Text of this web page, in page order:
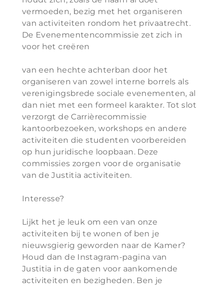
vermoeden, bezig met het organiseren
van activiteiten rondom het privaatrecht.
De Evenementencommissie zet zich in
voor het creëren
van een hechte achterban door het
organiseren van zowel interne borrels als
verenigingsbrede sociale evenementen, al
dan niet met een formeel karakter. Tot slot
verzorgt de Carrièrecommissie
kantoorbezoeken, workshops en andere
activiteiten die studenten voorbereiden
op hun juridische loopbaan. Deze
commissies zorgen voor de organisatie
van de Justitia activiteiten.
Interesse?
Lijkt het je leuk om een van onze
activiteiten bij te wonen of ben je
nieuwsgierig geworden naar de Kamer?
Houd dan de Instagram-pagina van
Justitia in de gaten voor aankomende
activiteiten en bezigheden. Ben je